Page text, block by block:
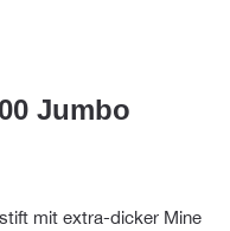
Jumbo
mit extra-dicker Mine